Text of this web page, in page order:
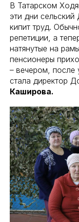
В Татарском
эти дни
кипит труд.
репетиции, а
натянутые на
пенсионеры
– вечером, после
стала директор
Каширова.